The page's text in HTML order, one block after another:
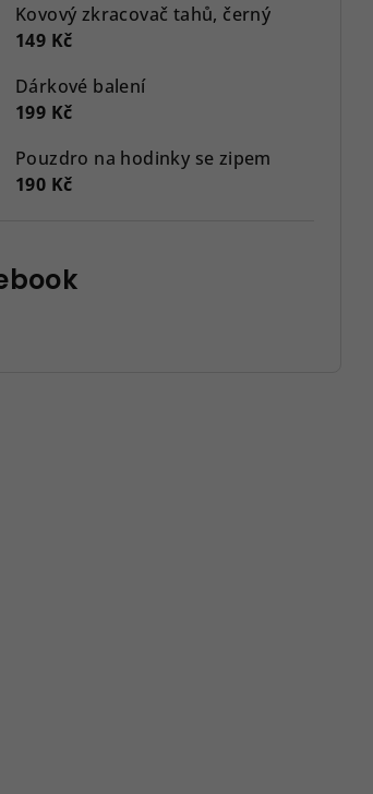
Kovový zkracovač tahů, černý
149 Kč
Dárkové balení
199 Kč
Pouzdro na hodinky se zipem
190 Kč